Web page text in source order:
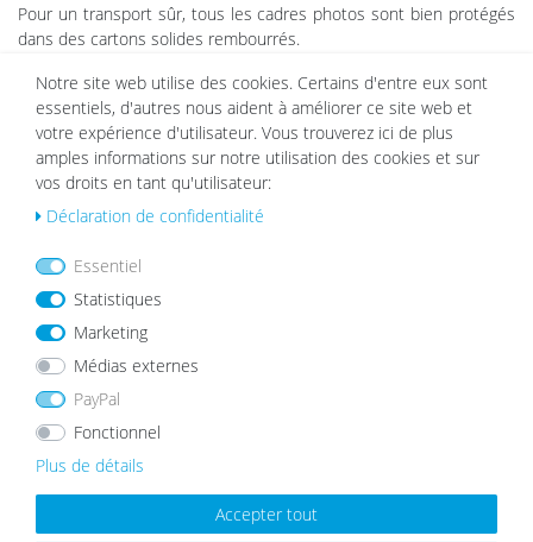
Pour un transport sûr, tous les cadres photos sont bien protégés
dans des cartons solides rembourrés.
Nous essayons autant que possible d'éviter les emballages en
plastique.
Livraison endommagée
Si un article était malgré tout abîmé lors du transport, il serait bien
clients
Les ensembles de cadres photos ont du charme
et vous permettent de personnaliser votre
intérieur. Avec les cadres photos de Photolini,
vous pouvez facilement créer vous-même un mur
de photos.
Notre site web utilise des cookies. Certains d'entre eux sont
essentiels, d'autres nous aident à améliorer ce site web et
votre expérience d'utilisateur. Vous trouverez ici de plus
amples informations sur notre utilisation des cookies et sur
vos droits en tant qu'utilisateur:
Déclaration de confidentialité
Essentiel
Statistiques
Marketing
Médias externes
PayPal
Fonctionnel
Plus de détails
Accepter tout